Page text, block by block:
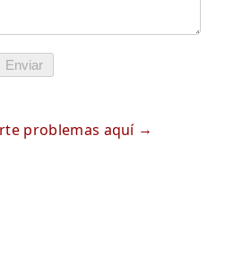
Enviar
problemas aquí